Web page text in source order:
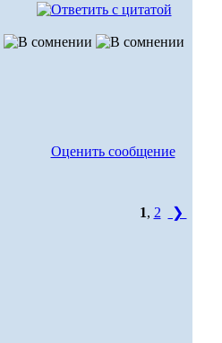
Оценить сообщение
1, 2
❯